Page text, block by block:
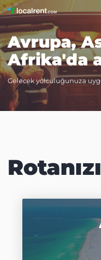
Avrupa,
Afrika'da
Gelecek yolculuğunuza